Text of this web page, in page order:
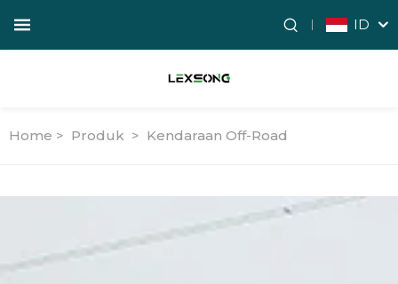
ID
Home > Produk > Kendaraan Off-Road